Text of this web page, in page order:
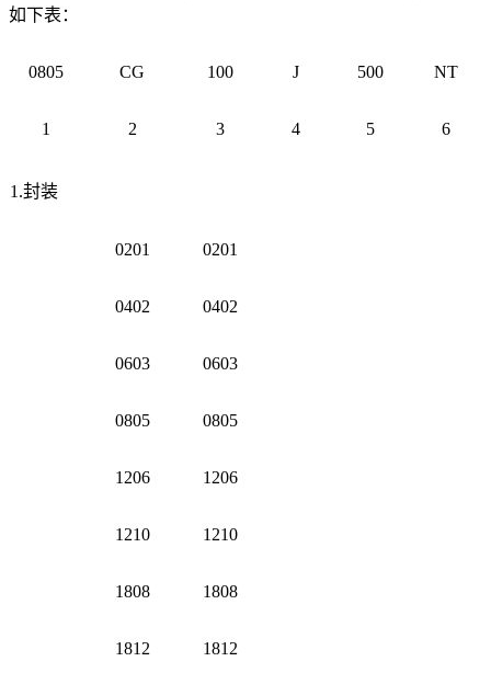
如下表：
0805 CG 100 J 500 NT
1 2 3 4 5 6
1.封装
0201 0201
0402 0402
0603 0603
0805 0805
1206 1206
1210 1210
1808 1808
1812 1812